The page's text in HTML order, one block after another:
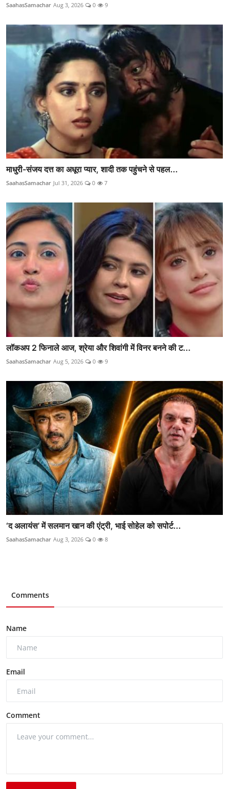
SaahasSamachar Aug 3, 2026 0 9
माधुरी-संजय दत्त का अधूरा प्यार, शादी तक पहुंचने से पहल...
SaahasSamachar Jul 31, 2026 0 7
लॉकअप 2 फिनाले आज, श्रेया और शिवांगी में विनर बनने की ट...
SaahasSamachar Aug 5, 2026 0 9
‘द अलायंस’ में सलमान खान की एंट्री, भाई सोहेल को सपोर्ट...
SaahasSamachar Aug 3, 2026 0 8
Comments
Name
Email
Comment